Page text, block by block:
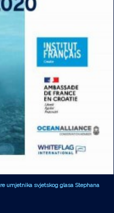
umjetnika svjetskog glasa Stephana